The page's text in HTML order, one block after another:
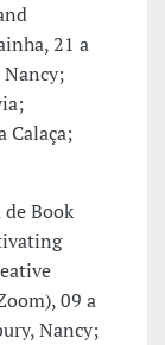
21 a
Nancy;
Calaça;
Book
09 a
Nancy;